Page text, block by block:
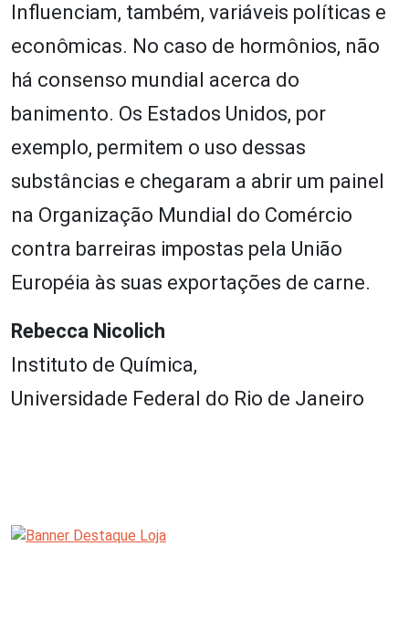
Influenciam, também, variáveis políticas e
econômicas. No caso de hormônios, não
há consenso mundial acerca do
banimento. Os Estados Unidos, por
exemplo, permitem o uso dessas
substâncias e chegaram a abrir um painel
na Organização Mundial do Comércio
contra barreiras impostas pela União
Européia às suas exportações de carne.
Rebecca Nicolich
Instituto de Química,
Universidade Federal do Rio de Janeiro